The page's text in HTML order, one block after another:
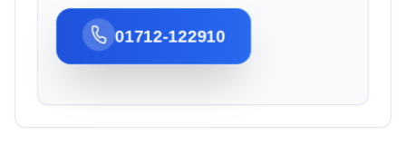
01712-122910